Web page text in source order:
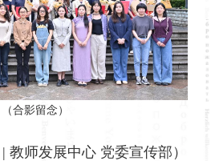
（合影留念）
| 教师发展中心 党委宣传部）